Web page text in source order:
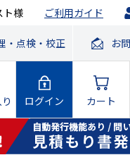
ト様 ご利用ガイド
・点検・校正 お
ログイン カート